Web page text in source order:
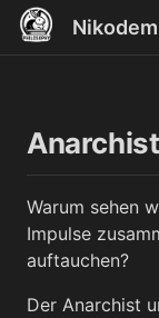
Warum sehen
Impulse
auftauchen?
Der Anarchist